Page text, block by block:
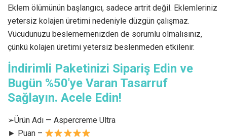
Eklem ölümünün başlangıcı, sadece artrit değil. Eklemleriniz
yetersiz kolajen üretimi nedeniyle düzgün çalışmaz.
Vücudunuzu beslememenizden de sorumlu olmalısınız,
çünkü kolajen üretimi yetersiz beslenmeden etkilenir.
İndirimli Paketinizi Sipariş Edin ve
Bugün %50'ye Varan Tasarruf
Sağlayın. Acele Edin!
➢Ürün Adı — Aspercreme Ultra
► Puan –